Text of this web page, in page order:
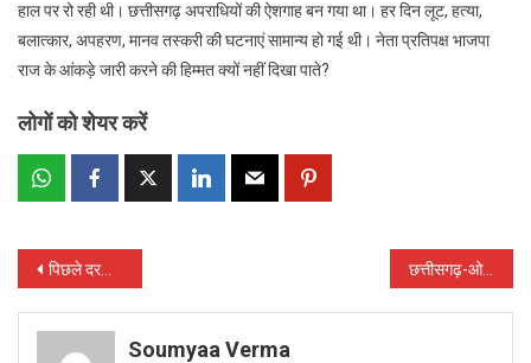
हाल पर रो रही थी। छत्तीसगढ़ अपराधियों की ऐशगाह बन गया था। हर दिन लूट, हत्या,
बलात्कार, अपहरण, मानव तस्करी की घटनाएं सामान्य हो गई थी। नेता प्रतिपक्ष भाजपा
राज के आंकड़े जारी करने की हिम्मत क्यों नहीं दिखा पाते?
लोगों को शेयर करें
Post
navigation
पिछले दरवाजे से फिर कृषि विरोधी कानून ला रही मोदी सरकार : कांग्रेस छत्तीसगढ़-ओडिशा बॉर्डर पर पुलिस-नक्सली मुठभेड़, एक नक्सली ढेर
Soumyaa Verma